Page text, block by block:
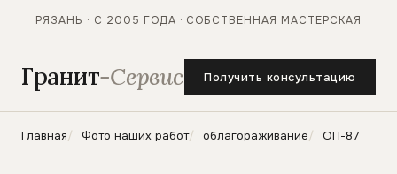
РЯЗАНЬ · С 2005 ГОДА · СОБСТВЕННАЯ МАСТЕРСКАЯ
Гранит-Сервис Получить консультацию
Главная Фото наших работ облагораживание ОП-87